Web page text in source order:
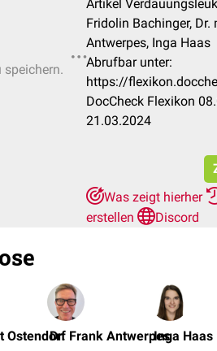
speichern.
Artikel
Fridolin Bachinger, Dr.
Antwerpes, Inga Haas
Abrufbar unter:
https://
DocCheck Flexikon
21.03.2024
Was zeigt hierher
erstellen
Discord
OstendorfDr. Frank AntwerpesInga Haas